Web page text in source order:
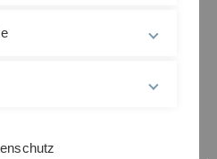
Ob fachliches
hier haben Sie die
zu pflegen und zu vertiefen.
mit Ihrer